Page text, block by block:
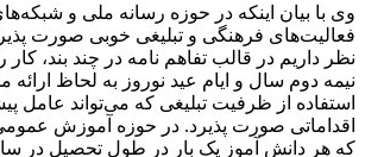
وی با بیان اینکه در حوزه رسانه ملی و
فعالیت‌های فرهنگی و تبلیغی خوبی صورت
نظر داریم در قالب تفاهم نامه در چند بند، کار
نیمه دوم سال و ایام عید نوروز به لحاظ ارائه
استفاده از ظرفیت تبلیغی که می‌تواند عامل
اقداماتی صورت پذیرد. در حوزه آموزش عمومی
که هر دانش آموز یک بار در طول تحصیل در